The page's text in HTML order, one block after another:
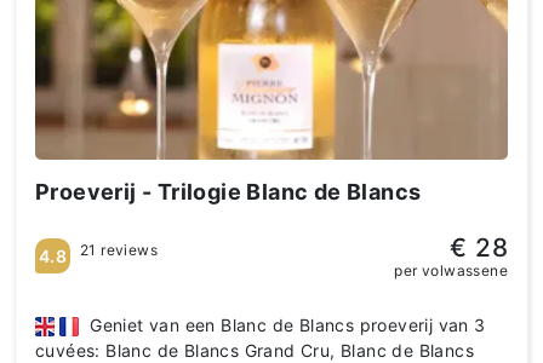
Proeverij - Trilogie Blanc de Blancs
Geniet van een Blanc de Blancs proeverij van 3
cuvées: Blanc de Blancs Grand Cru, Blanc de Blancs
4.8 21 reviews € 28
per volwassene